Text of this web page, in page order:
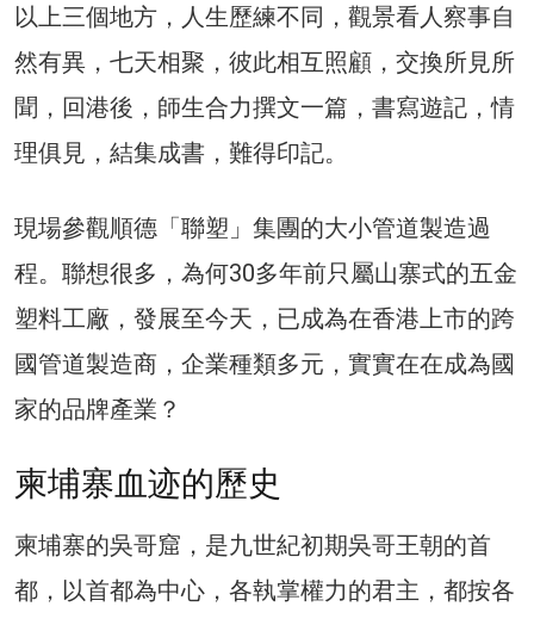
以上三個地方，人生歷練不同，觀景看人察事自
然有異，七天相聚，彼此相互照顧，交換所見所
聞，回港後，師生合力撰文一篇，書寫遊記，情
理俱見，結集成書，難得印記。
現場參觀順德「聯塑」集團的大小管道製造過
程。聯想很多，為何30多年前只屬山寨式的五金
塑料工廠，發展至今天，已成為在香港上市的跨
國管道製造商，企業種類多元，實實在在成為國
家的品牌產業？
柬埔寨血迹的歷史
柬埔寨的吳哥窟，是九世紀初期吳哥王朝的首
都，以首都為中心，各執掌權力的君主，都按各